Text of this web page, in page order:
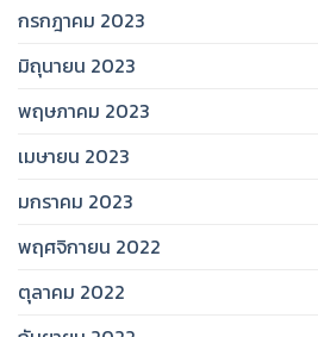
กรกฎาคม 2023
มิถุนายน 2023
พฤษภาคม 2023
เมษายน 2023
มกราคม 2023
พฤศจิกายน 2022
ตุลาคม 2022